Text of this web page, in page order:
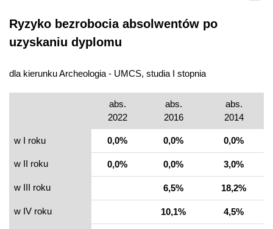
Ryzyko bezrobocia absolwentów po
uzyskaniu dyplomu
dla kierunku Archeologia - UMCS, studia I stopnia
abs.
2022
abs.
2016
abs.
2014
w I roku 0,0% 0,0% 0,0%
w II roku 0,0% 0,0% 3,0%
w III roku 6,5% 18,2%
w IV roku 10,1% 4,5%